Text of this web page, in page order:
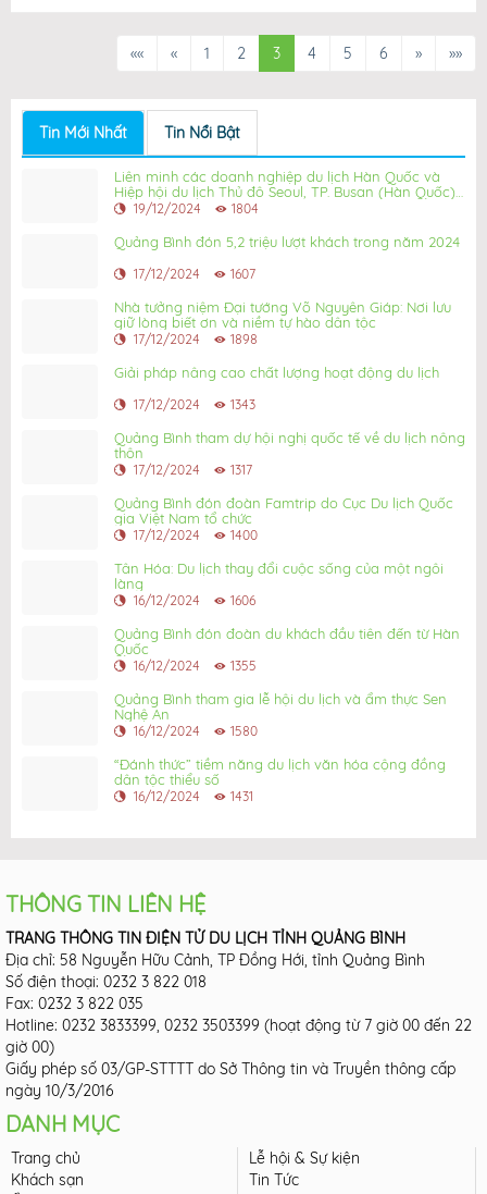
«« « 1 2 3 4 5 6 » »»
Tin Mới Nhất Tin Nổi Bật
Liên minh các doanh nghiệp du lịch Hàn Quốc và
Hiệp hội du lịch Thủ đô Seoul, TP. Busan (Hàn Quốc)
khảo sát du lịch Quảng Bình
19/12/2024 1804
Quảng Bình đón 5,2 triệu lượt khách trong năm 2024
17/12/2024 1607
Nhà tưởng niệm Đại tướng Võ Nguyên Giáp: Nơi lưu
giữ lòng biết ơn và niềm tự hào dân tộc
17/12/2024 1898
Giải pháp nâng cao chất lượng hoạt động du lịch
17/12/2024 1343
Quảng Bình tham dự hội nghị quốc tế về du lịch nông
thôn
17/12/2024 1317
Quảng Bình đón đoàn Famtrip do Cục Du lịch Quốc
gia Việt Nam tổ chức
17/12/2024 1400
Tân Hóa: Du lịch thay đổi cuộc sống của một ngôi
làng
16/12/2024 1606
Quảng Bình đón đoàn du khách đầu tiên đến từ Hàn
Quốc
16/12/2024 1355
Quảng Bình tham gia lễ hội du lịch và ẩm thực Sen
Nghệ An
16/12/2024 1580
“Đánh thức” tiềm năng du lịch văn hóa cộng đồng
dân tộc thiểu số
16/12/2024 1431
THÔNG TIN LIÊN HỆ
TRANG THÔNG TIN ĐIỆN TỬ DU LỊCH TỈNH QUẢNG BÌNH
Địa chỉ: 58 Nguyễn Hữu Cảnh, TP Đồng Hới, tỉnh Quảng Bình
Số điện thoại: 0232 3 822 018
Fax: 0232 3 822 035
Hotline: 0232 3833399, 0232 3503399 (hoạt động từ 7 giờ 00 đến 22
giờ 00)
Giấy phép số 03/GP-STTTT do Sở Thông tin và Truyền thông cấp
ngày 10/3/2016
DANH MỤC
Trang chủ
Khách sạn
Lễ hội & Sự kiện
Tin Tức